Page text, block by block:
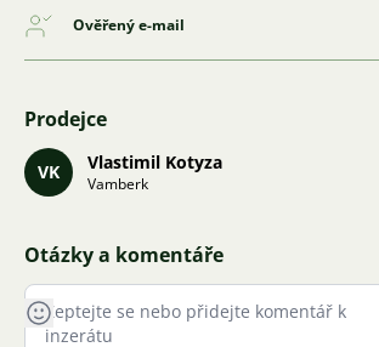
Ověřený e-mail
Prodejce
VK Vlastimil Kotyza
Vamberk
Otázky a komentáře